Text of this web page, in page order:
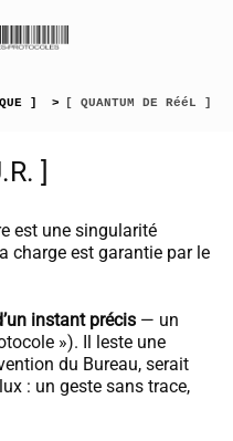
] > [ QUANTUM DE RééL ]
]
est une singularité
charge est garantie par le
instant précis — un
»). Il leste une
du Bureau, serait
: un geste sans trace,